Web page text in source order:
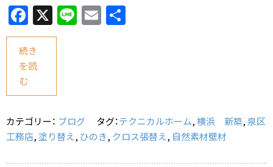
F
a
c
e
b
o
o
k
X Li
n
E
m
続き
を読
む
カテゴリー： ブログ タグ：テクニカルホーム,横浜 新築,泉区
工務店, 塗り替え, ひのき, クロス張替え, 自然素材壁材